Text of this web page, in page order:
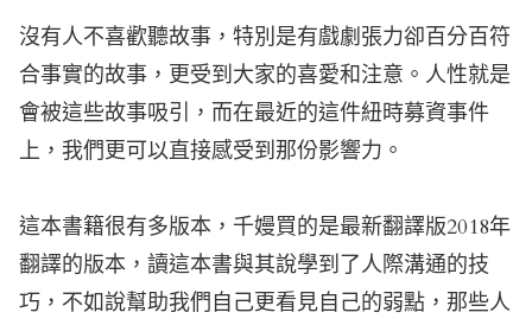
沒有人不喜歡聽故事，特別是有戲劇張力卻百分百符
合事實的故事，更受到大家的喜愛和注意。人性就是
會被這些故事吸引，而在最近的這件紐時募資事件
上，我們更可以直接感受到那份影響力。
這本書籍很有多版本，千嫚買的是最新翻譯版2018年
翻譯的版本，讀這本書與其說學到了人際溝通的技
巧，不如說幫助我們自己更看見自己的弱點，那些人